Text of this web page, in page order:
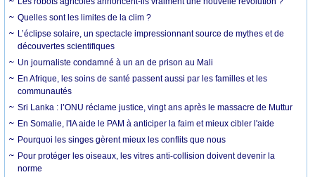
Quelles sont les limites de la clim ?
L’éclipse solaire, un spectacle impressionnant source de mythes et de
découvertes scientifiques
Un journaliste condamné à un an de prison au Mali
En Afrique, les soins de santé passent aussi par les familles et les
communautés
Sri Lanka : l’ONU réclame justice, vingt ans après le massacre de Muttur
En Somalie, l'IA aide le PAM à anticiper la faim et mieux cibler l'aide
Pourquoi les singes gèrent mieux les conflits que nous
Pour protéger les oiseaux, les vitres anti-collision doivent devenir la
norme